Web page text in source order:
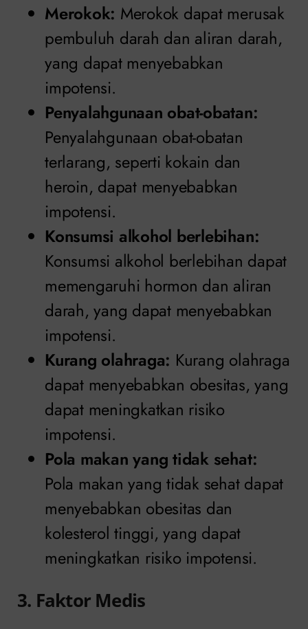
Merokok: Merokok dapat merusak
pembuluh darah dan aliran darah,
yang dapat menyebabkan
impotensi.
Penyalahgunaan obat-obatan:
Penyalahgunaan obat-obatan
terlarang, seperti kokain dan
heroin, dapat menyebabkan
impotensi.
Konsumsi alkohol berlebihan:
Konsumsi alkohol berlebihan dapat
memengaruhi hormon dan aliran
darah, yang dapat menyebabkan
impotensi.
Kurang olahraga: Kurang olahraga
dapat menyebabkan obesitas, yang
dapat meningkatkan risiko
impotensi.
Pola makan yang tidak sehat:
Pola makan yang tidak sehat dapat
menyebabkan obesitas dan
kolesterol tinggi, yang dapat
meningkatkan risiko impotensi.
3. Faktor Medis